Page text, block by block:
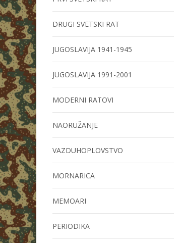
DRUGI SVETSKI RAT
JUGOSLAVIJA 1941-1945
JUGOSLAVIJA 1991-2001
MODERNI RATOVI
NAORUŽANJE
VAZDUHOPLOVSTVO
MORNARICA
MEMOARI
PERIODIKA